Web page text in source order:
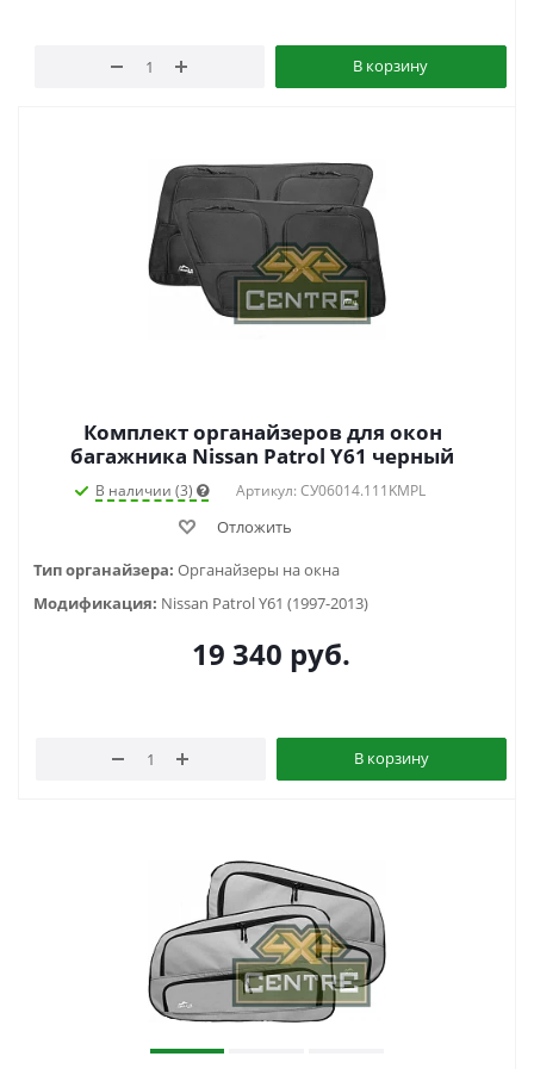
В корзину
Комплект органайзеров для окон
багажника Nissan Patrol Y61 черный
В наличии (3) Артикул: СУ06014.111KMPL
Отложить
Тип органайзера: Органайзеры на окна
Модификация: Nissan Patrol Y61 (1997-2013)
19 340 руб.
В корзину